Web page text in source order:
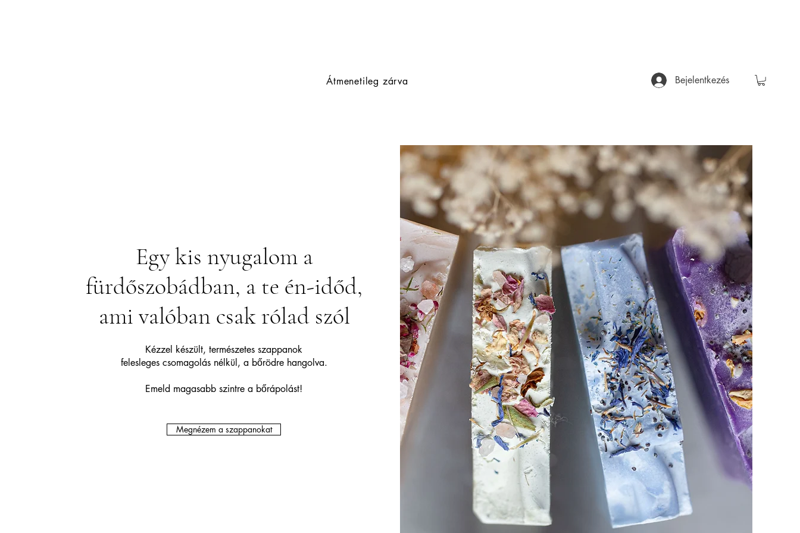
Átmenetileg zárva Bejelentkezés
Egy kis nyugalom a
fürdőszobádban, a te én-időd,
ami valóban csak rólad szól
Kézzel készült, természetes szappanok
felesleges csomagolás nélkül, a bőrödre hangolva.
Emeld magasabb szintre a bőrápolást!
Megnézem a szappanokat